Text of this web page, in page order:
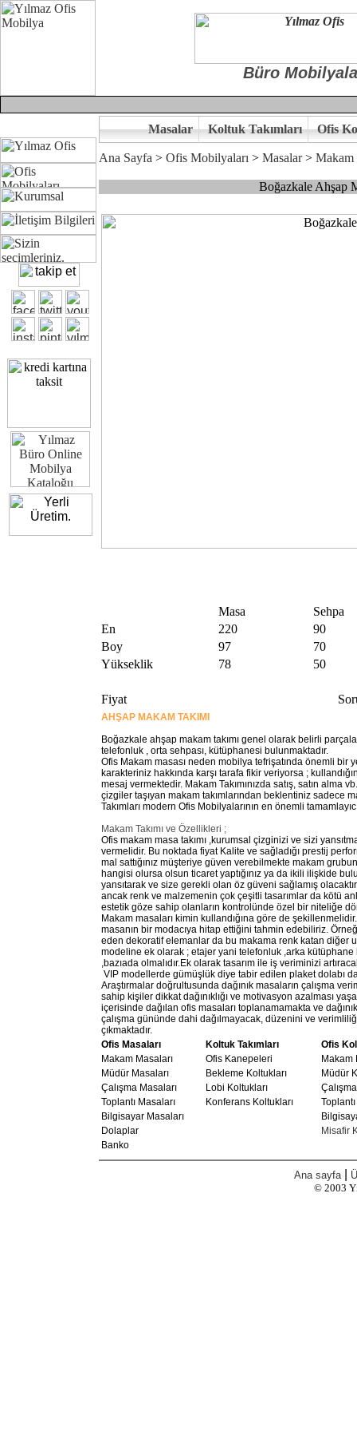
Büro
Ofisinizin dekorasyonunda ergonomi ve kaliteye önem
Çünkü sitemizde bulunan seçkin ürünler ile hayal ettiğiniz özgün
Size yakışan ofis tasarımına gelin birlikte karar verelim.
Kalite ve ergonomiyi arıyanların tercihi...Yılmaz Büro Mobilya
Masalar Koltuk Takımları Ofis
Ana Sayfa > Ofis Mobilyaları > Masalar> Makam
Boğazkale Ahşap
Masa
Sehpa
En
220
90
Boy
97
70
Yükseklik
78 50
Fiyat
AHŞAP MAKAM TAKIMI
Boğazkale ahşap makam takımı genel olarak belirli
telefonluk , orta sehpası, kütüphanesi bulunmaktadır.
Ofis Makam masası neden mobilya tefrişatında önemli bir
karakteriniz hakkında karşı tarafa fikir veriyorsa ;
mesaj vermektedir. Makam Takımınızda satış, satın alma
çizgiler taşıyan makam takımlarından beklentiniz sadece
Takımları modern Ofis Mobilyalarının en önemli
Makam Takımı ve Özellikleri ;
Ofis makam masa takımı ,kurumsal çizginizi ve sizi
vermelidir. Bu noktada fiyat Kalite ve sağladığı prestij
mal sattığınız müşteriye güven verebilmekte makam
hangisi olursa olsun ticaret yaptığınız ya da ikili ilişkide
yansıtarak ve size gerekli olan öz güveni sağlamış
ancak renk ve malzemenin çok çeşitli tasarımlar da kötü
estetik göze sahip olanların kontrolünde özel bir niteliğe
Makam masaları kimin kullandığına göre de
masanın bir modacıya hitap ettiğini tahmin edebiliriz.
eden dekoratif elemanlar da bu makama renk katan diğer
modeline ek olarak ; etajer yani telefonluk ,arka kütüphane
,bazıada olmalıdır.Ek olarak tasarım ile iş veriminizi
VIP modellerde gümüşlük diye tabir edilen plaket dolabı
Araştırmalar doğrultusunda dağınık masaların çalışma
sahip kişiler dikkat dağınıklığı ve motivasyon azalması
içerisinde dağılan ofis masaları toplanamamakta ve
çalışma gününde dahi dağılmayacak, düzenini ve
çıkmaktadır.
Ofis Masaları
Koltuk Takımları
Ofis
Makam Masaları
Ofis Kanepeleri
Makam
Müdür Masaları
Bekleme Koltukları
Müdür
Çalışma Masaları
Lobi Koltukları
Toplantı Masaları
Konferans Koltukları
Bilgisayar Masaları
Dolaplar
Misafir
Banko
Ana sayfa
© 2003